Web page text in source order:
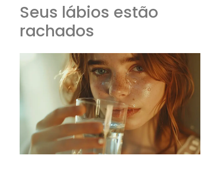
Seus lábios estão
rachados